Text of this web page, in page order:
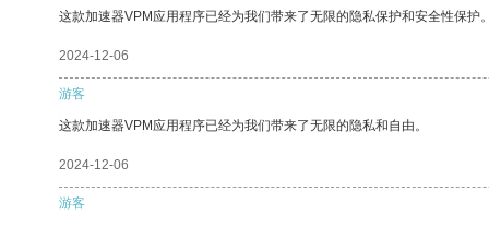
这款加速器VPM应用程序已经为我们带来了无限的隐私保护和安全性保护。
2024-12-06
游客
这款加速器VPM应用程序已经为我们带来了无限的隐私和自由。
2024-12-06
游客